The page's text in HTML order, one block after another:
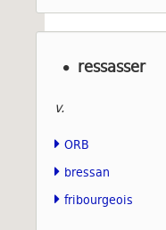
ressasser
v.
ORB
bressan
fribourgeois